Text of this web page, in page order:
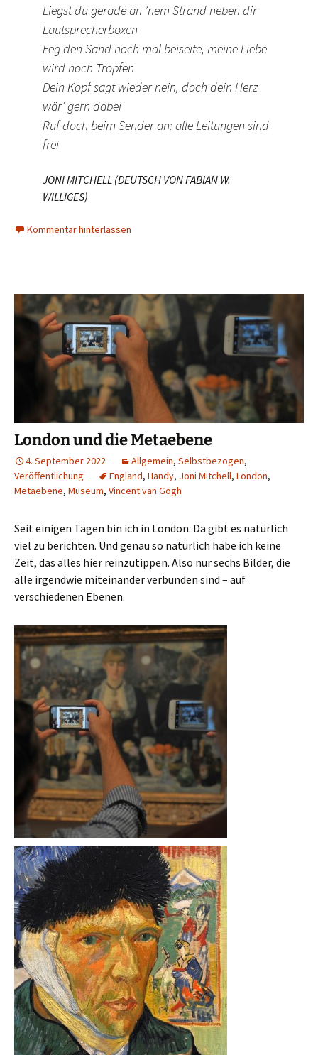
Liegst du gerade an ’nem Strand neben dir
Lautsprecherboxen
Feg den Sand noch mal beiseite, meine Liebe
wird noch Tropfen
Dein Kopf sagt wieder nein, doch dein Herz
wär’ gern dabei
Ruf doch beim Sender an: alle Leitungen sind
frei
JONI MITCHELL (DEUTSCH VON FABIAN W.
WILLIGES)
Kommentar hinterlassen
London und die Metaebene
4. September 2022 Allgemein, Selbstbezogen,
Veröffentlichung
England, Handy, Joni Mitchell, London,
Metaebene, Museum, Vincent van Gogh
Seit einigen Tagen bin ich in London. Da gibt es natürlich
viel zu berichten. Und genau so natürlich habe ich keine
Zeit, das alles hier reinzutippen. Also nur sechs Bilder, die
alle irgendwie miteinander verbunden sind – auf
verschiedenen Ebenen.